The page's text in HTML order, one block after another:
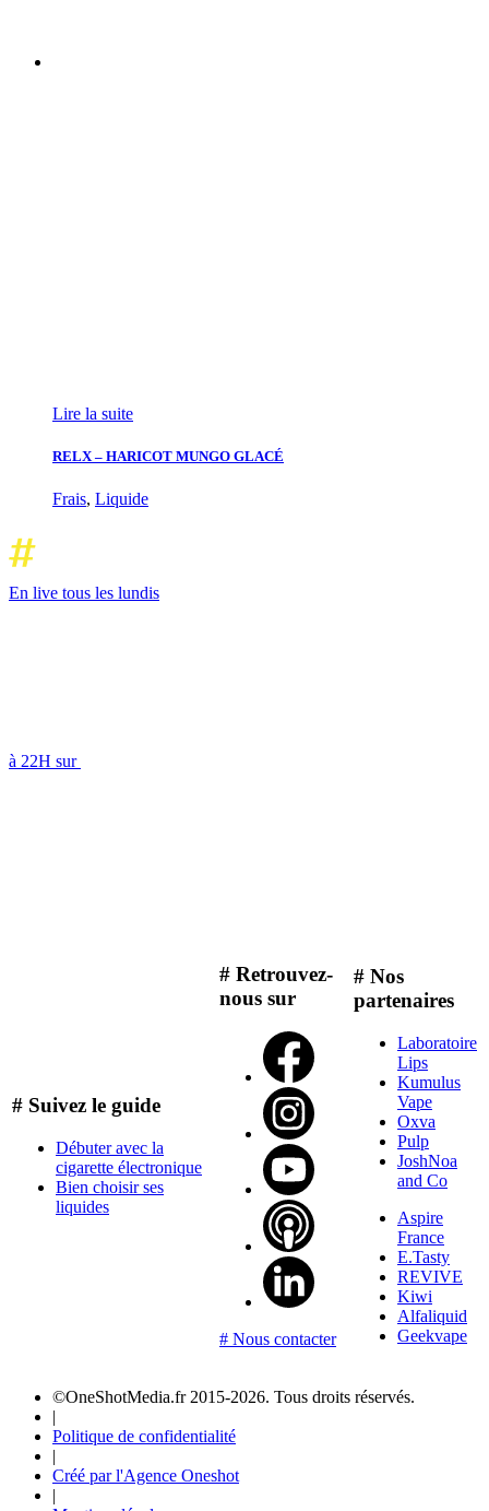
Lire la suite
RELX – HARICOT MUNGO GLACÉ
Frais, Liquide
En live tous les lundis
à 22H sur
# Suivez le guide
Débuter avec la
cigarette électronique
Bien choisir ses
liquides
# Retrouvez-
nous sur
# Nous contacter
# Nos
partenaires
Laboratoire
Lips
Kumulus
Vape
Oxva
Pulp
JoshNoa
and Co
Aspire
France
E.Tasty
REVIVE
Kiwi
Alfaliquid
Geekvape
©OneShotMedia.fr 2015-2026. Tous droits réservés.
|
Politique de confidentialité
|
Créé par l'Agence Oneshot
|